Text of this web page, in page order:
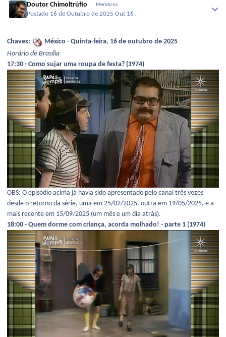
Doutor Chimoltrúfio Membros
Postado 16 de Outubro de 2025Out 16
Chaves:
México - Quinta-feira, 16 de outubro de 2025
Horário de Brasília
17:30 - Como sujar uma roupa de festa? (1974)
OBS: O episódio acima já havia sido apresentado pelo canal três vezes
desde o retorno da série, uma em 25/02/2025, outra em 19/05/2025, e a
mais recente em 15/09/2025 (um mês e um dia atrás).
18:00 - Quem dorme com criança, acorda molhado! - parte 1 (1974)